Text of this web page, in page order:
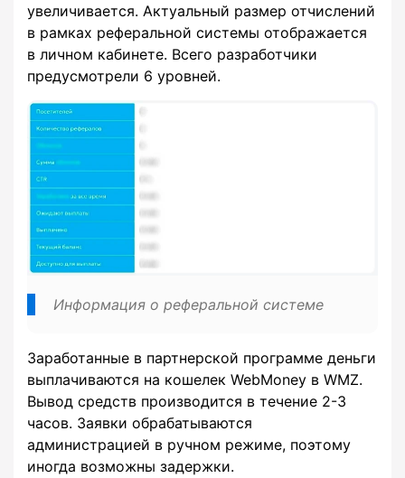
увеличивается. Актуальный размер отчислений
в рамках реферальной системы отображается
в личном кабинете. Всего разработчики
предусмотрели 6 уровней.
Информация о реферальной системе
Заработанные в партнерской программе деньги
выплачиваются на кошелек WebMoney в WMZ.
Вывод средств производится в течение 2-3
часов. Заявки обрабатываются
администрацией в ручном режиме, поэтому
иногда возможны задержки.